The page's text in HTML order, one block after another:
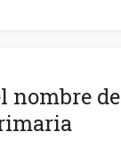
nombre de